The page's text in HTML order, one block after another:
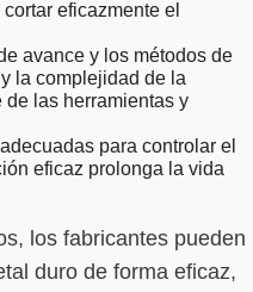
eficazmente el
avance y los métodos de
y la complejidad de la
las herramientas y
para controlar el
eficaz prolonga la vida
los fabricantes pueden
duro de forma eficaz,